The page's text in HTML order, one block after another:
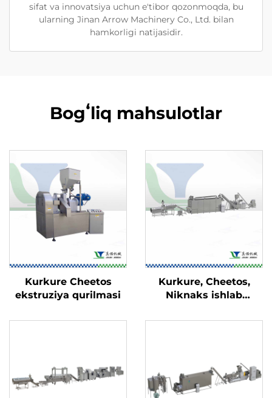
sifat va innovatsiya uchun e'tibor qozonmoqda, bu
ularning Jinan Arrow Machinery Co., Ltd. bilan
hamkorligi natijasidir.
Bogʻliq mahsulotlar
Kurkure Cheetos
ekstruziya qurilmasi
Kurkure, Cheetos,
Niknaks ishlab